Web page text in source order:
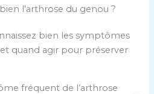
l’arthrose du genou ?
bien les symptômes
quand agir pour préserver
fréquent de l’arthrose